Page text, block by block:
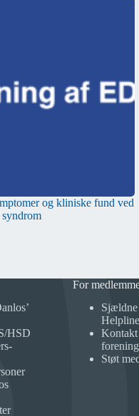
og kliniske fund ved
HSD
For
Helpline
Kontakt
Støt